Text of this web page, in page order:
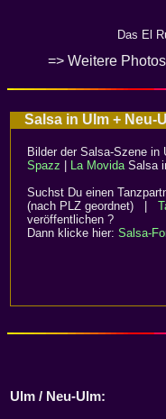
Das El
=>Weitere
Salsa in Ulm + Neu-
Bilder der Salsa-Szene in
Spazz
La MovidaSalsa
Suchst Du einen
(nach PLZ geordnet) |
veröffentlichen ?
Dann klicke hier: Salsa-
Ulm / Neu-Ulm: